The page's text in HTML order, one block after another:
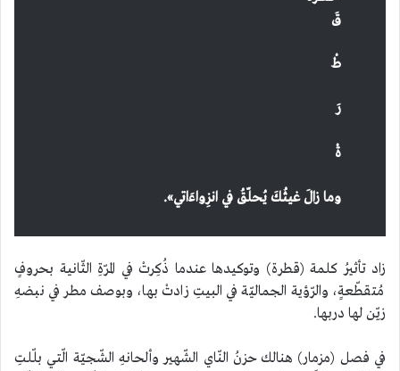
قَ
طْ
رَ
ةْ
وما زالَ غيثُكَ يُحلّقُ في انزِواءَاتي»
.
زاد تأثيرُ كلمة (قطرة) وتوكيدها عندما ذُكِرتْ في المرّةِ الثّانية بحروفٍ
مُتقطّعةٍ، والرّؤية الجماليّة في البيتِ زادتْ بها، وبوصف مطر في نبضهِ
زيّن لها دربها.
في فصل (مزمار) هنالك حزنُ النّاي الشّهير وألحانهِ الشّجيّة الّتي بلّلتِ